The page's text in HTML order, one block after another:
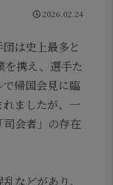
2026.02.24
は史上最多と
を携え、選手た
帰国会見に臨
ましたが、一
会者」の存在
などがあり、